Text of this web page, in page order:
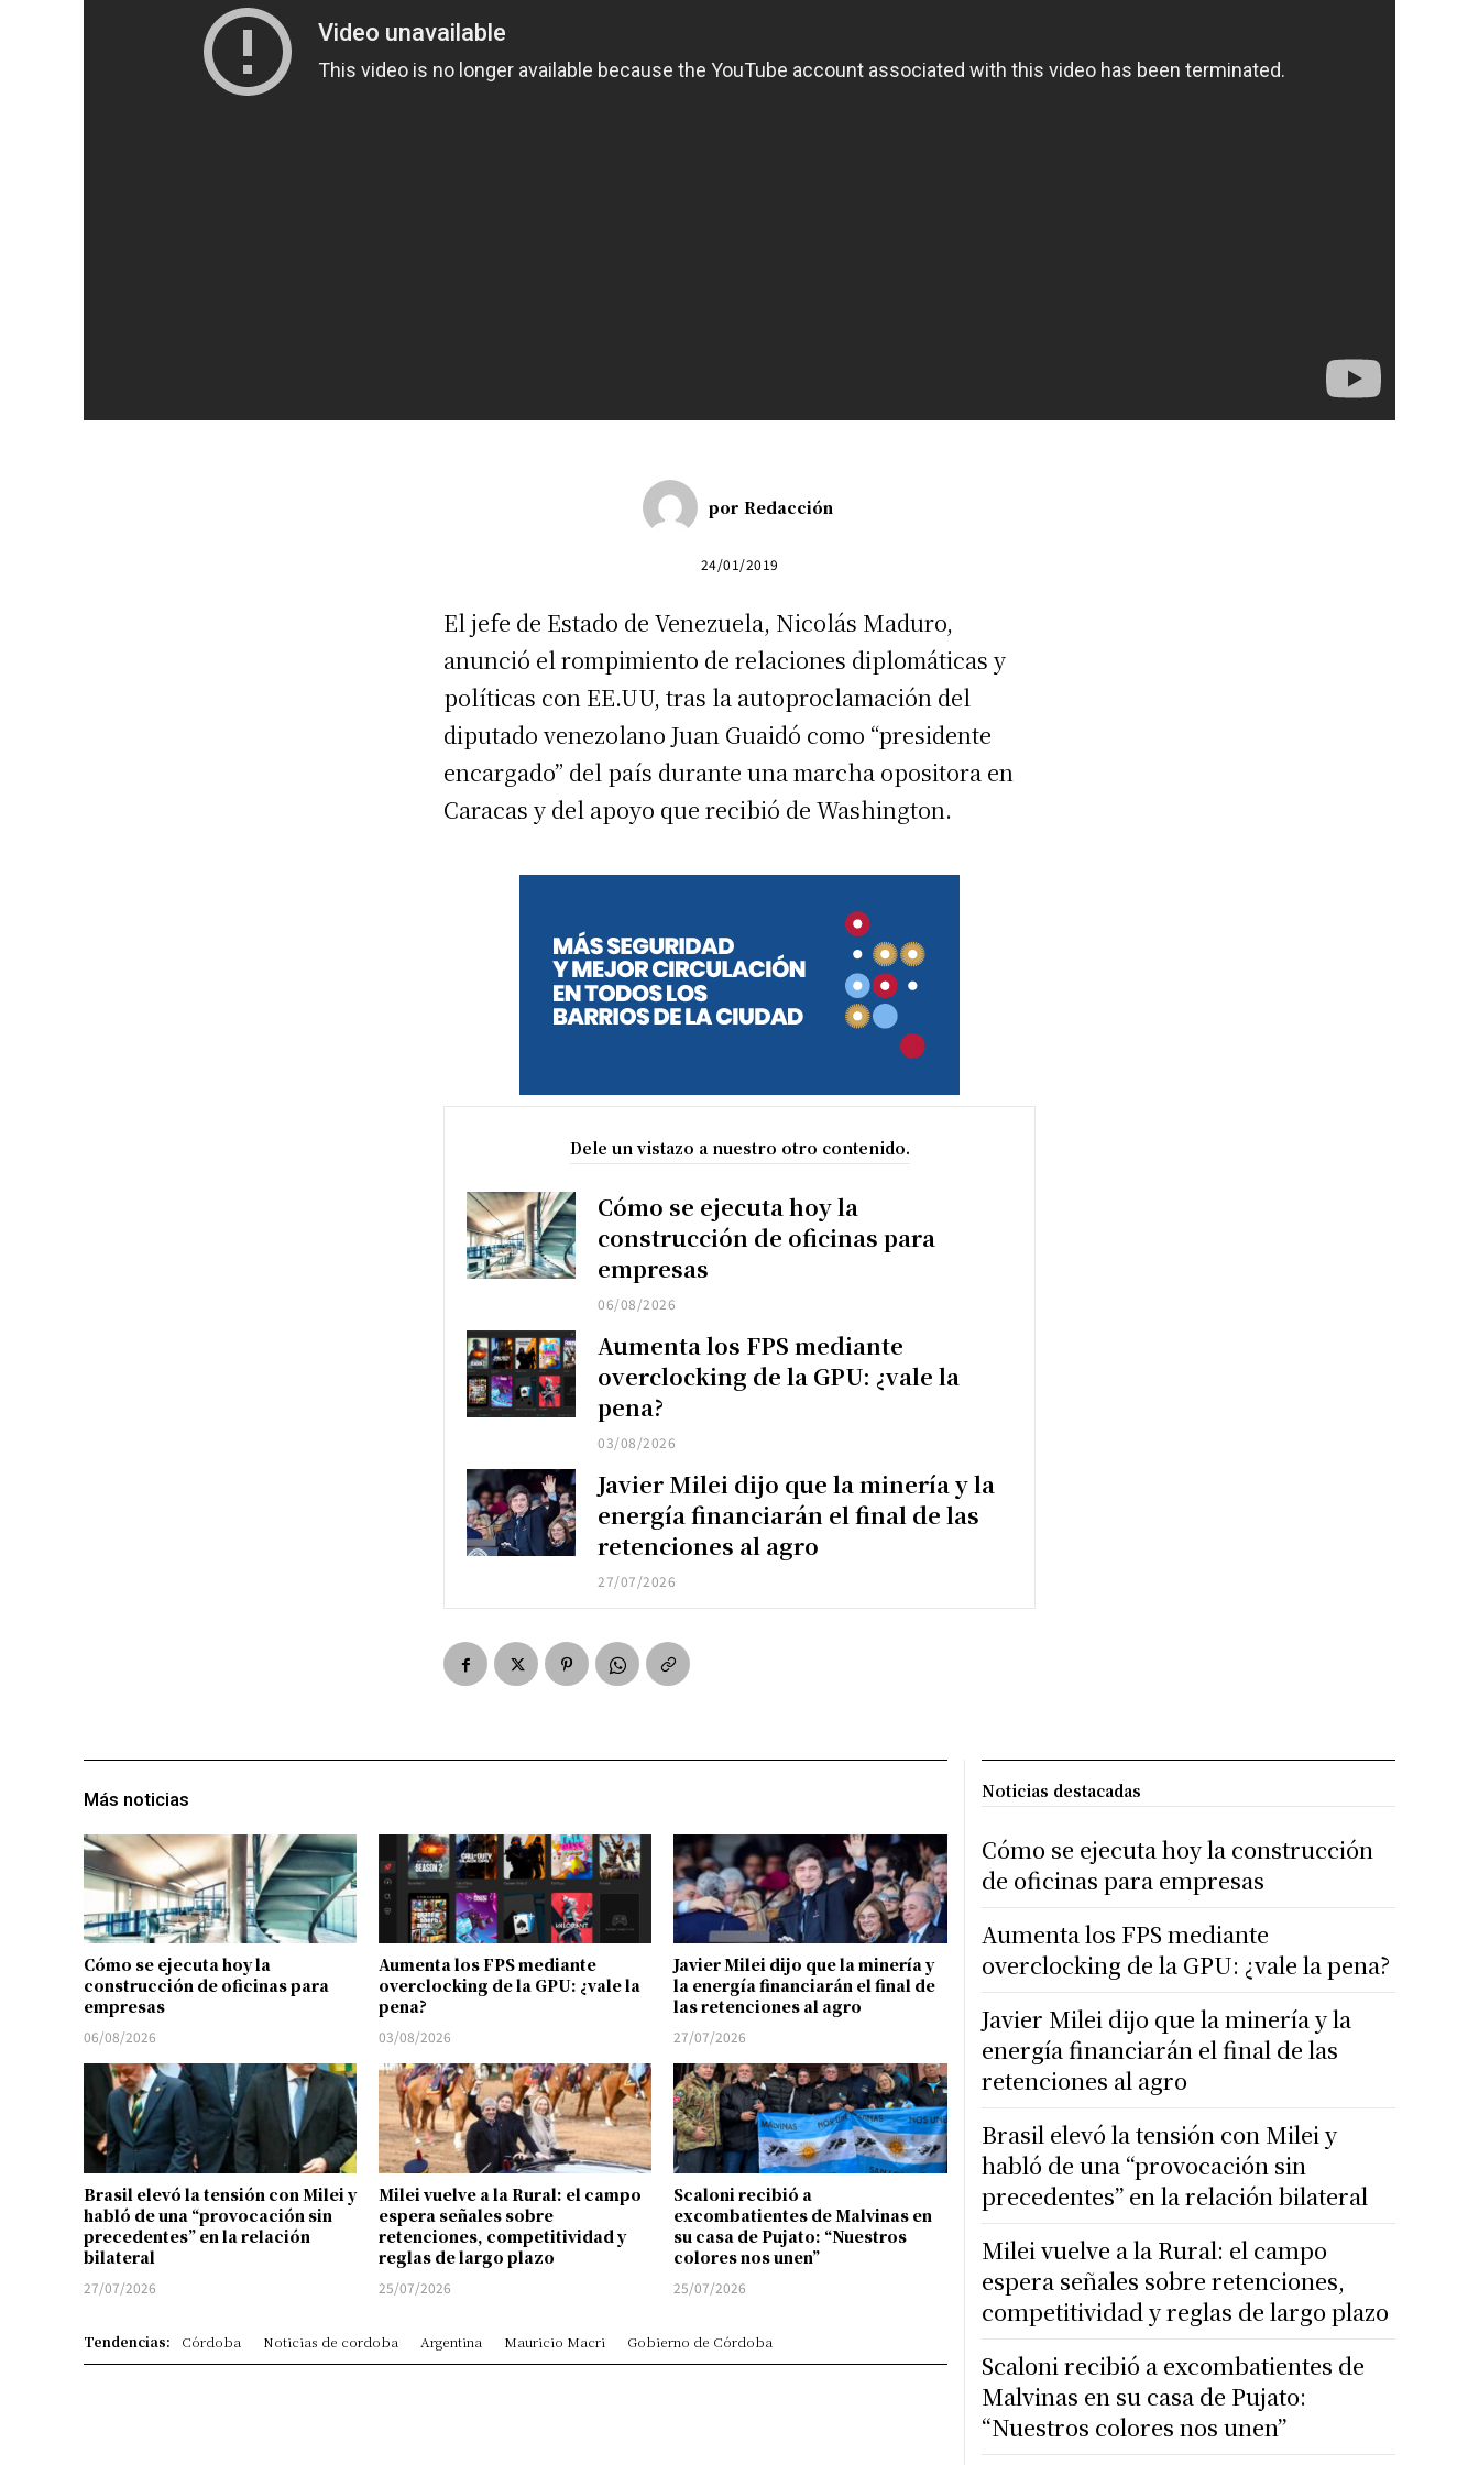
por Redacción
24/01/2019
El jefe de Estado de Venezuela, Nicolás Maduro,
anunció el rompimiento de relaciones diplomáticas y
políticas con EE.UU, tras la autoproclamación del
diputado venezolano Juan Guaidó como “presidente
encargado” del país durante una marcha opositora en
Caracas y del apoyo que recibió de Washington.
Dele un vistazo a nuestro otro contenido.
Cómo se ejecuta hoy la
construcción de oficinas para
empresas
06/08/2026
Aumenta los FPS mediante
overclocking de la GPU: ¿vale la
pena?
03/08/2026
Javier Milei dijo que la minería y la
energía financiarán el final de las
retenciones al agro
27/07/2026
Más noticias
Cómo se ejecuta hoy la
construcción de oficinas para
empresas
06/08/2026
Aumenta los FPS mediante
overclocking de la GPU: ¿vale la
pena?
03/08/2026
Javier Milei dijo que la minería y
la energía financiarán el final de
las retenciones al agro
27/07/2026
Brasil elevó la tensión con Milei y
habló de una “provocación sin
precedentes” en la relación
bilateral
27/07/2026
Milei vuelve a la Rural: el campo
espera señales sobre
retenciones, competitividad y
reglas de largo plazo
25/07/2026
Scaloni recibió a
excombatientes de Malvinas en
su casa de Pujato: “Nuestros
colores nos unen”
25/07/2026
Tendencias: Córdoba Noticias de cordoba Argentina Mauricio Macri Gobierno de Córdoba
Noticias destacadas
Cómo se ejecuta hoy la construcción
de oficinas para empresas
Aumenta los FPS mediante
overclocking de la GPU: ¿vale la pena?
Javier Milei dijo que la minería y la
energía financiarán el final de las
retenciones al agro
Brasil elevó la tensión con Milei y
habló de una “provocación sin
precedentes” en la relación bilateral
Milei vuelve a la Rural: el campo
espera señales sobre retenciones,
competitividad y reglas de largo plazo
Scaloni recibió a excombatientes de
Malvinas en su casa de Pujato:
“Nuestros colores nos unen”